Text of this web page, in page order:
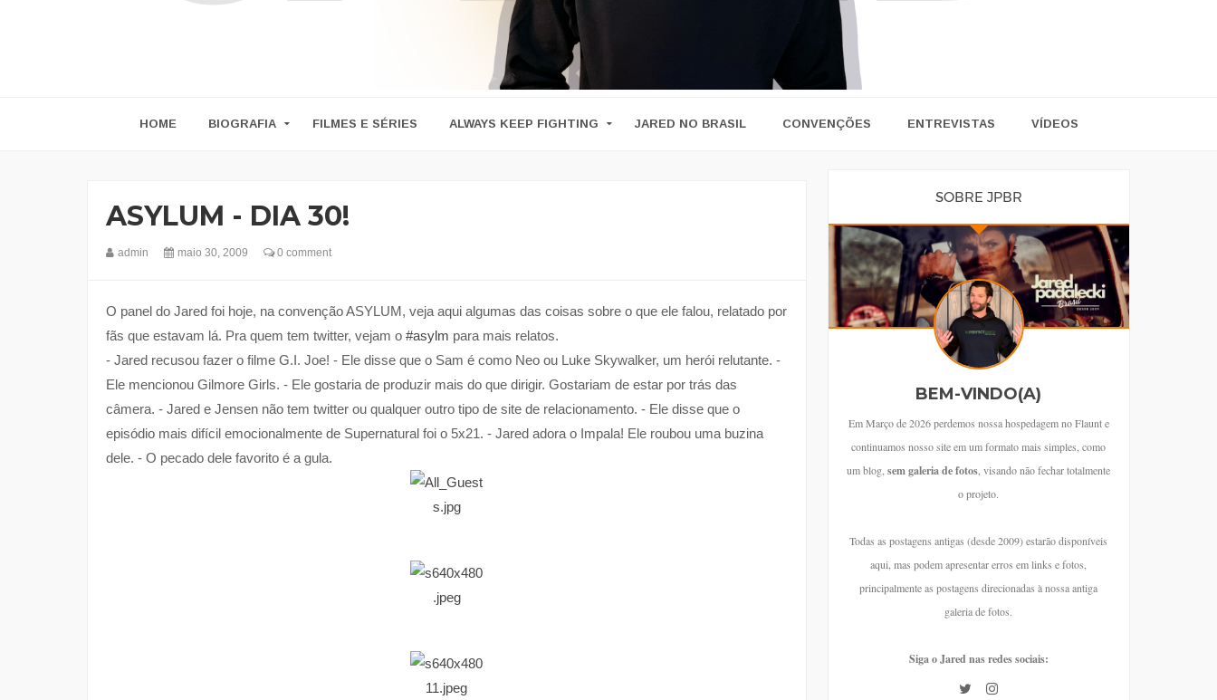
HOME BIOGRAFIA FILMES E SÉRIES ALWAYS KEEP FIGHTING JARED NO BRASIL CONVENÇÕES ENTREVISTAS VÍDEOS
ASYLUM - DIA 30!
admin maio 30, 2009 0 comment
O panel do Jared foi hoje, na convenção ASYLUM, veja aqui algumas das coisas sobre o que ele falou, relatado por
fãs que estavam lá. Pra quem tem twitter, vejam o #asylm para mais relatos.
- Jared recusou fazer o filme G.I. Joe! - Ele disse que o Sam é como Neo ou Luke Skywalker, um herói relutante. -
Ele mencionou Gilmore Girls. - Ele gostaria de produzir mais do que dirigir. Gostariam de estar por trás das
câmera. - Jared e Jensen não tem twitter ou qualquer outro tipo de site de relacionamento. - Ele disse que o
episódio mais difícil emocionalmente de Supernatural foi o 5x21. - Jared adora o Impala! Ele roubou uma buzina
dele. - O pecado dele favorito é a gula.
SOBRE JPBR
BEM-VINDO(A)
Em Março de 2026 perdemos nossa hospedagem no Flaunt e
continuamos nosso site em um formato mais simples, como
um blog,sem galeria de fotos, visando não fechar totalmente
o projeto.
Todas as postagens antigas (desde 2009) estarão disponíveis
aqui, mas podem apresentar erros em links e fotos,
principalmente as postagens direcionadas à nossa antiga
galeria de fotos.
Siga o Jared nas redes sociais: